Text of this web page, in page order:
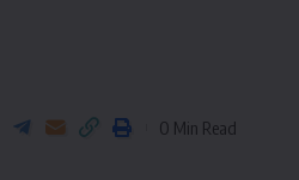
0 Min Read